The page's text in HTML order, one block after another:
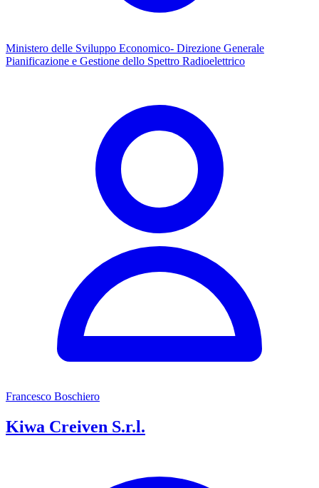
Ministero delle Sviluppo Economico- Direzione Generale
Pianificazione e Gestione dello Spettro Radioelettrico
Francesco Boschiero
Kiwa Creiven S.r.l.